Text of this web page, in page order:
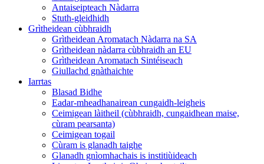
Antaiseipteach Nàdarra
Stuth-gleidhidh
Grìtheidean cùbhraidh
Grìtheidean Aromatach Nàdarra na SA
Grìtheidean nàdarra cùbhraidh an EU
Grìtheidean Aromatach Sintéiseach
Giullachd gnàthaichte
Iarrtas
Blasad Bidhe
Eadar-mheadhanairean cungaidh-leigheis
Ceimigean làitheil (cùbhraidh, cungaidhean maise,
cùram pearsanta)
Ceimigean togail
Cùram is glanadh taighe
Glanadh gnìomhachais is institiùideach